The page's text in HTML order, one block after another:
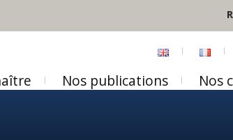
Nos publications Nos